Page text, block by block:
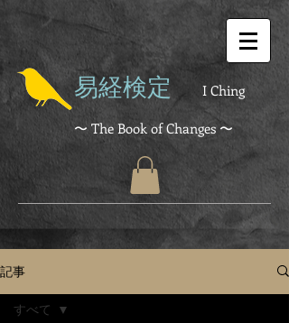
易経検定 I Ching
〜 The Book of Changes 〜
記事
すべて